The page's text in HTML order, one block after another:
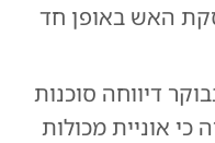
האש באופן חד
הדיווחים, בשעה 7:55 בבוקר דיווחה סוכנות
כי אוניית מכולות